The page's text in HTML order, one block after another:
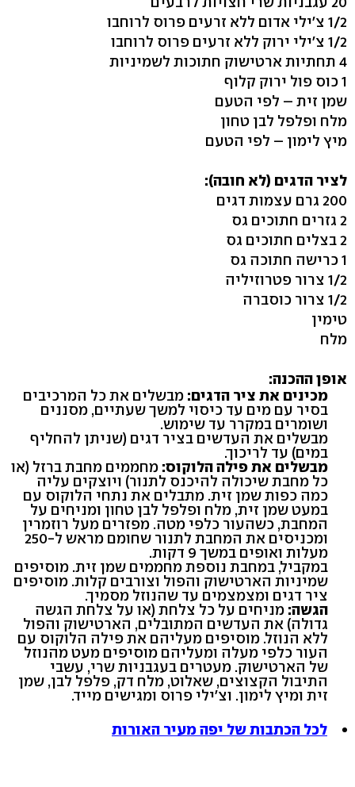
1/2 צ'ילי אדום ללא זרעים פרוס לרוחבו
1/2 צ'ילי ירוק ללא זרעים פרוס לרוחבו
4 תחתיות ארטישוק חתוכות לשמיניות
1 כוס פול ירוק קלוף
שמן זית – לפי הטעם
מלח ופלפל לבן טחון
מיץ לימון – לפי הטעם
לציר הדגים (לא חובה):
200 גרם עצמות דגים
2 גזרים חתוכים גס
2 בצלים חתוכים גס
1 כרישה חתוכה גס
1/2 צרור פטרוזיליה
1/2 צרור כוסברה
טימין
מלח
אופן ההכנה:
מכינים את ציר הדגים: מבשלים את כל המרכיבים
בסיר עם מים עד כיסוי למשך שעתיים, מסננים
ושומרים במקרר עד שימוש.
מבשלים את העדשים בציר דגים (שניתן להחליף
במים) עד לריכוך.
מבשלים את פילה הלוקוס:מחממים מחבת ברזל (או
כל מחבת שיכולה להיכנס לתנור) ויוצקים עליה
כמה כפות שמן זית. מתבלים את נתחי הלוקוס עם
במעט שמן זית, מלח ופלפל לבן טחון ומניחים על
המחבת, כשהעור כלפי מטה. מפזרים מעל רוזמרין
ומכניסים את המחבת לתנור שחומם מראש ל-250
מעלות ואופים במשך 9 דקות.
במקביל, במחבת נוספת מחממים שמן זית. מוסיפים
שמיניות הארטישוק והפול וצורבים קלות. מוסיפים
ציר דגים ומצמצמים עד שהנוזל מסמיך.
הגשה: מניחים על כל צלחת (או על צלחת הגשה
גדולה) את העדשים המתובלים, הארטישוק והפול
ללא הנוזל. מוסיפים מעליהם את פילה הלוקוס עם
העור כלפי מעלה ומעליהם מוסיפים מעט מהנוזל
של הארטישוק. מעטרים בעגבניות שרי, עשבי
התיבול הקצוצים, שאלוט, מלח דק, פלפל לבן, שמן
זית ומיץ לימון. וצ'ילי פרוס ומגישים מייד.
לכל הכתבות של יפה מעיר האורות